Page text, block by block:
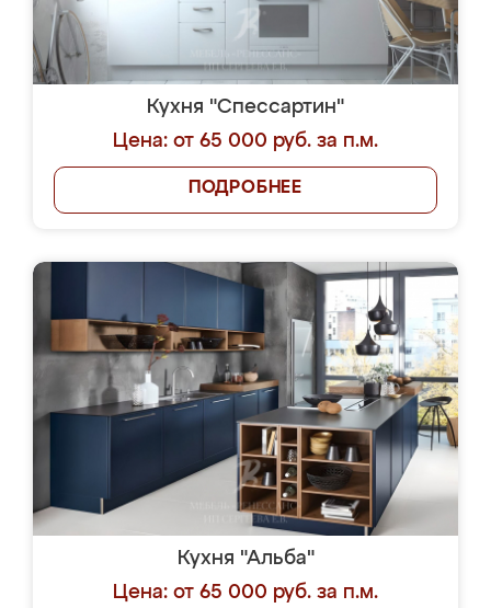
Кухня "Спессартин"
Цена: от 65 000 руб. за п.м.
ПОДРОБНЕЕ
Кухня "Альба"
Цена: от 65 000 руб. за п.м.